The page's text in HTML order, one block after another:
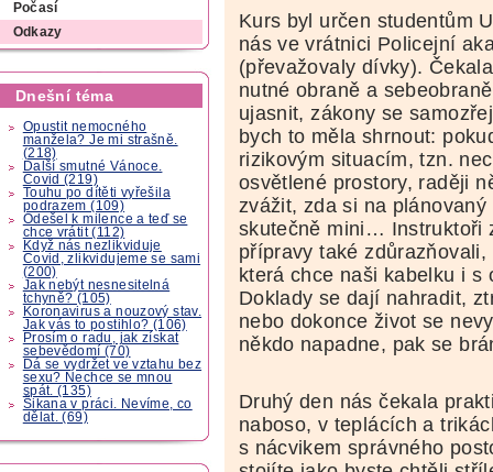
Počasí
Odkazy
Dnešní téma
Opustit nemocného
manžela? Je mi strašně.
(218)
Další smutné Vánoce.
Covid (219)
Touhu po dítěti vyřešila
podrazem (109)
Odešel k milence a teď se
chce vrátit (112)
Když nás nezlikviduje
Covid, zlikvidujeme se sami
(200)
Jak nebýt nesnesitelná
tchyně? (105)
Koronavirus a nouzový stav.
Jak vás to postihlo? (106)
Prosím o radu, jak získat
sebevědomí (70)
Dá se vydržet ve vztahu bez
sexu? Nechce se mnou
spát. (135)
Šikana v práci. Nevíme, co
dělat. (69)
Kurs byl určen studentům
nás ve vrátnici Policejní
(převažovaly dívky).
nutné obraně a
ujasnit, zákony se
bych to měla shrnout:
rizikovým situacím, tzn.
osvětlené prostory, raději
zvážit, zda si na
skutečně mini… Instruktoři
přípravy také
která chce naši kabelku i s
Doklady se dají nahradit,
nebo dokonce život se
někdo napadne, pak se
Druhý den nás čekala
naboso, v teplácích a
s nácvikem správného